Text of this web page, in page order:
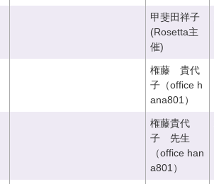
甲斐田祥子
(Rosetta主
催)
権藤 貴代
子（office h
ana801）
権藤貴代
子 先生
（office han
a801）